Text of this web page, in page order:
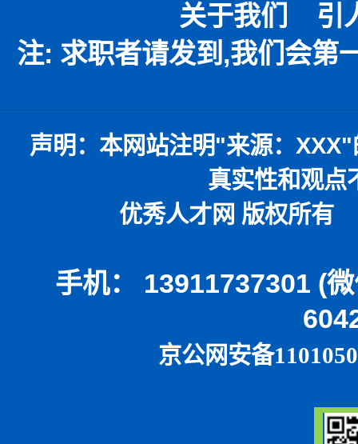
关于我们 引
注: 求职者请发到,我们会第
声明：本网站注明"来源： XXX"
真实性和观点
优秀人才网 版权所有 本网
手机： 13911737301 (
京公网安备